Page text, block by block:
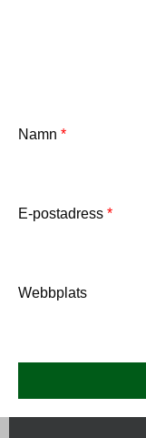
Namn *
E-postadress *
Webbplats